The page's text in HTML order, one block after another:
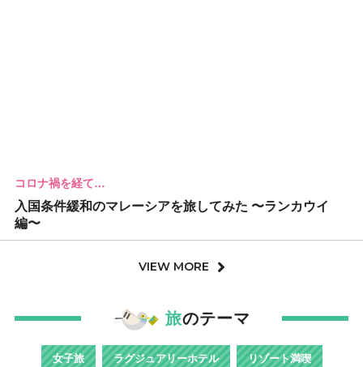
コロナ禍を経て…
入国条件緩和のマレーシアを旅してみた 〜ランカウイ
編〜
VIEW MORE
旅のテーマ
女子旅 ラグジュアリーホテル リゾート満喫